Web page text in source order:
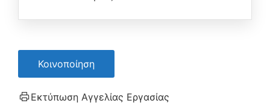
Κοινοποίηση
Εκτύπωση Αγγελίας Εργασίας